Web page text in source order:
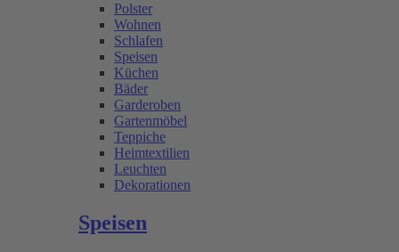
Polster
Wohnen
Schlafen
Speisen
Küchen
Bäder
Garderoben
Gartenmöbel
Teppiche
Heimtextilien
Leuchten
Dekorationen
Speisen